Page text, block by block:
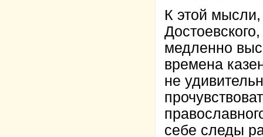
К этой
медленно
времена
не
себе следы